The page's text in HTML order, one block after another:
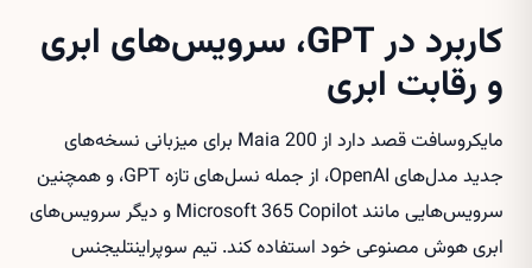
کاربرد در GPT، سرویس‌های ابری
و رقابت ابری
مایکروسافت قصد دارد از Maia 200 برای میزبانی نسخه‌های
جدید مدل‌های OpenAI، از جمله نسل‌های تازه GPT، و همچنین
سرویس‌هایی مانند Microsoft 365 Copilot و دیگر سرویس‌های
ابری هوش مصنوعی خود استفاده کند. تیم سوپراینتلیجنس